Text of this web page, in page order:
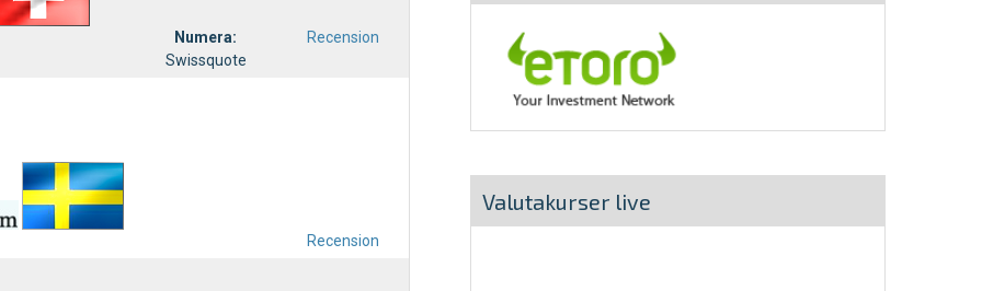
Numera:
Swissquote
Recension
Recension
Valutakurser live